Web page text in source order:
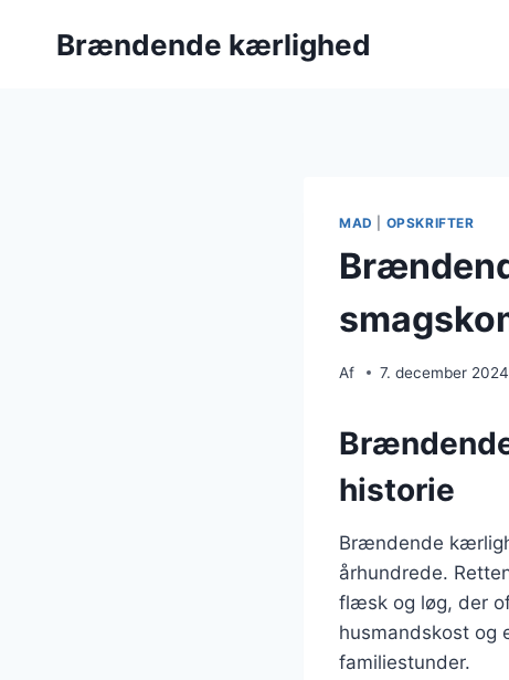
Brændende kærlighed
MAD OPSKRIFTER
Af 7. december 2024
historie
Brændende
århundrede.
flæsk og løg, der
husmandskost og
familiestunder.